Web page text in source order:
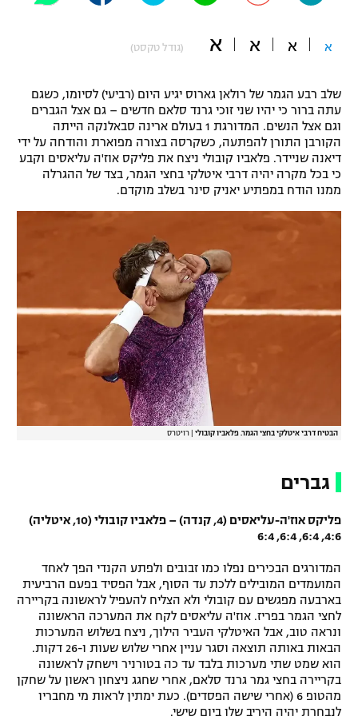
תקנון משתתפים וזוכים בפרסים
תקנון עבור פעילות אלקטרה
תקנון עבור פעילות ספורט 1 – "מרלן"
טניס
גיימינג E-Sports
תנאי שימוש
מדיניות פרטיות
רשיון להקרנה פומבית לבית עסק
הצטרפות לחבילת הערוצים
תגיות
המגזין
כדורמים
פוטבול אמריקאי NFL
בייסבול MLB
א א א א (גודל טקסט)
שלב רבע הגמר של רולאן גארוס יגיע היום (רביעי) לסיומו, כשגם
עתה ברור כי יהיו שני זוכי גרנד סלאם חדשים – גם אצל הגברים
וגם אצל הנשים. המדורגת 1 בעולם ארינה סבאלנקה הייתה
הקורבן התורן להפתעה, כשקרסה בצורה מפוארת והודחה על ידי
דיאנה שניידר. פלאביו קובולי ניצח את פליקס אוז'ה עליאסים וקבע
כי בכל מקרה יהיה דרבי איטלקי בחצי הגמר, בצד של ההגרלה
ממנו הודח במפתיע יאניק סינר בשלב מוקדם.
הבטיח דרבי איטלקי בחצי הגמר. פלאביו קובולי רויטרס
גברים
פליקס אוז'ה-עליאסים (4, קנדה) – פלאביו קובולי (10, איטליה)
4:6, 6:4, 6:4, 6:4
המדורגים הבכירים נפלו כמו זבובים ולפתע הקנדי הפך לאחד
המועמדים המובילים ללכת עד הסוף, אבל הפסיד בפעם הרביעית
בארבעה מפגשים עם קובולי ולא הצליח להעפיל לראשונה בקריירה
לחצי הגמר בפריז. אוז'ה עליאסים לקח את המערכה הראשונה
ונראה טוב, אבל האיטלקי העביר הילוך, ניצח בשלוש המערכות
הבאות באותה תוצאה וסגר עניין אחרי שלוש שעות ו-26 דקות.
הוא שמט שתי מערכות בלבד עד כה בטורניר וישחק לראשונה
בקריירה בחצי גמר גרנד סלאם, אחרי שחגג ניצחון ראשון על שחקן
מהטופ 6 (אחרי שישה הפסדים). כעת ימתין לראות מי מחבריו
לנבחרת יהיה היריב שלו ביום שישי.